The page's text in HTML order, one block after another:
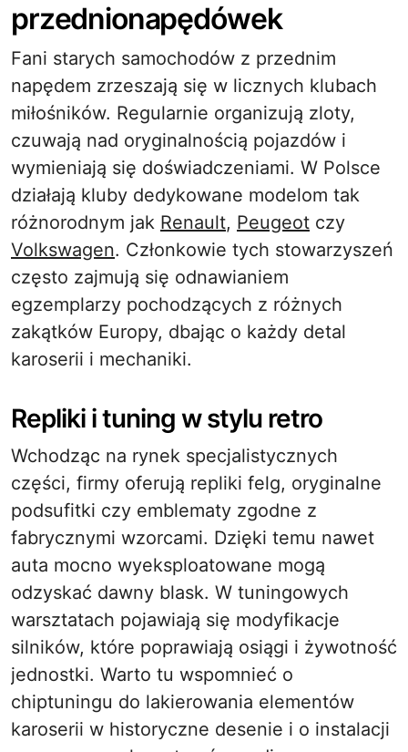
przednionapędówek
Fani starych samochodów z przednim
napędem zrzeszają się w licznych klubach
miłośników. Regularnie organizują zloty,
czuwają nad oryginalnością pojazdów i
wymieniają się doświadczeniami. W Polsce
działają kluby dedykowane modelom tak
różnorodnym jak Renault, Peugeot czy
Volkswagen. Członkowie tych stowarzyszeń
często zajmują się odnawianiem
egzemplarzy pochodzących z różnych
zakątków Europy, dbając o każdy detal
karoserii i mechaniki.
Repliki i tuning w stylu retro
Wchodząc na rynek specjalistycznych
części, firmy oferują repliki felg, oryginalne
podsufitki czy emblematy zgodne z
fabrycznymi wzorcami. Dzięki temu nawet
auta mocno wyeksploatowane mogą
odzyskać dawny blask. W tuningowych
warsztatach pojawiają się modyfikacje
silników, które poprawiają osiągi i żywotność
jednostki. Warto tu wspomnieć o
chiptuningu do lakierowania elementów
karoserii w historyczne desenie i o instalacji